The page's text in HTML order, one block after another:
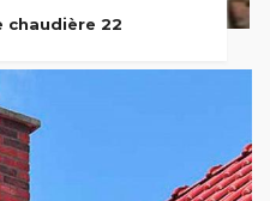
chaudière 22